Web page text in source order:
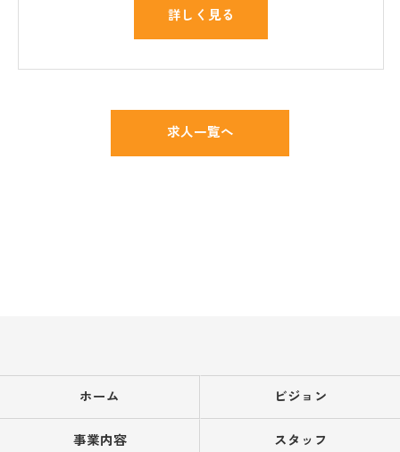
詳しく見る
求人一覧へ
ホーム ビジョン
事業内容 スタッフ